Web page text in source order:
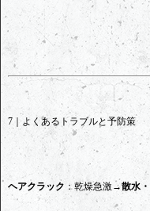
7｜よくあるトラブルと予防策
ヘアクラック ：乾燥急激→散水